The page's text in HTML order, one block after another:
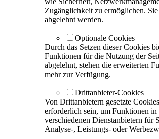
Zugänglichkeit zu ermöglichen.
abgelehnt werden.
Optionale Cookies
Durch das Setzen dieser Cookies
Funktionen für die Nutzung der
abgelehnt, stehen die erweiterten
mehr zur Verfügung.
Drittanbieter-Cookies
Von Drittanbietern gesetzte
erforderlich sein, um Funktionen
verschiedenen Dienstanbietern für
Analyse-, Leistungs- oder